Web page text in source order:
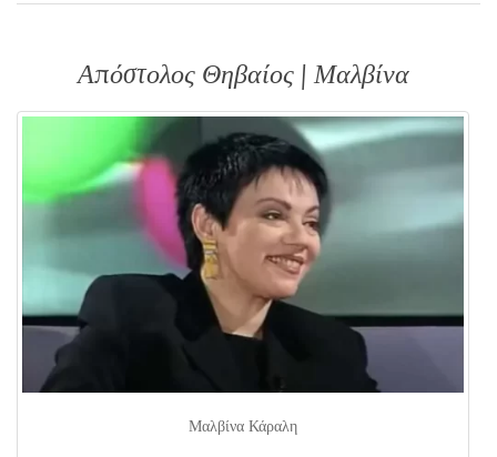
Απόστολος Θηβαίος | Μαλβίνα
Μαλβίνα Κάραλη